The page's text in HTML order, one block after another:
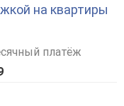
на квартиры
платёж